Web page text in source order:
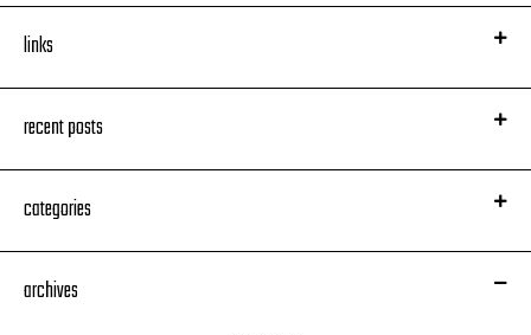
links
recent posts
categories
archives